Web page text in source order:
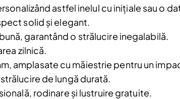
confidentialitate
astfel inelul cu inițiale sau o
solid și elegant.
garantând o strălucire inegalabilă.
zilnică.
amplasate cu măiestrie pentru un
de lungă durată.
rodinare și lustruire gratuite.